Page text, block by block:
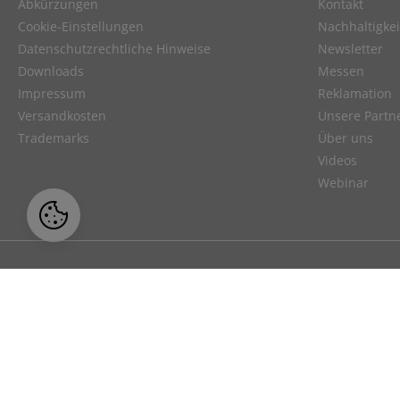
Abkürzungen
Cookie-Einstellungen
Datenschutzrechtliche Hinweise
Downloads
Impressum
Versandkosten
Trademarks
Kontakt
Newsletter
Messen
Reklamation
Unsere
Über uns
Videos
Webinar